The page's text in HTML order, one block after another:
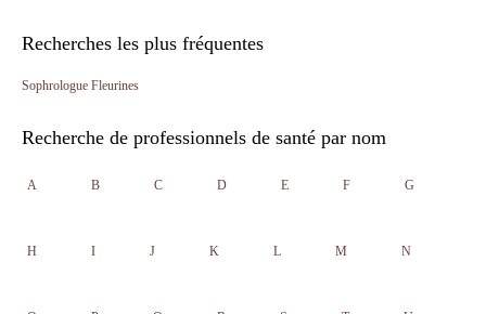
Recherches les plus fréquentes
Sophrologue Fleurines
Recherche de professionnels de santé par nom
A B C D E F G
H I J K L M N